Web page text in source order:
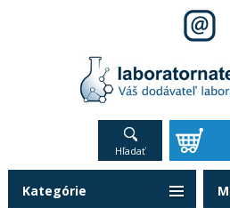
Hľadať
Kategórie